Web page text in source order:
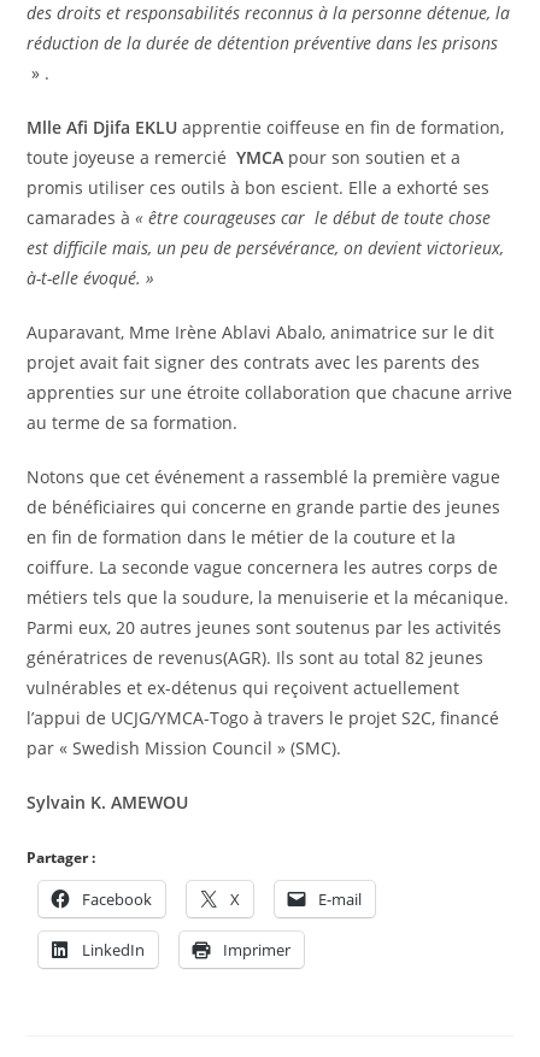
des droits et responsabilités reconnus à la personne détenue, la
réduction de la durée de détention préventive dans les prisons
» .
Mlle Afi Djifa EKLU apprentie coiffeuse en fin de formation,
toute joyeuse a remerciéYMCA pour son soutien et a
promis utiliser ces outils à bon escient. Elle a exhorté ses
camarades à « être courageuses car le début de toute chose
est difficile mais, un peu de persévérance, on devient victorieux,
à-t-elle évoqué. »
Auparavant, Mme Irène Ablavi Abalo, animatrice sur le dit
projet avait fait signer des contrats avec les parents des
apprenties sur une étroite collaboration que chacune arrive
au terme de sa formation.
Notons que cet événement a rassemblé la première vague
de bénéficiaires qui concerne en grande partie des jeunes
en fin de formation dans le métier de la couture et la
coiffure. La seconde vague concernera les autres corps de
métiers tels que la soudure, la menuiserie et la mécanique.
Parmi eux, 20 autres jeunes sont soutenus par les activités
génératrices de revenus(AGR). Ils sont au total 82 jeunes
vulnérables et ex-détenus qui reçoivent actuellement
l’appui de UCJG/YMCA-Togo à travers le projet S2C, financé
par « Swedish Mission Council » (SMC).
Sylvain K. AMEWOU
Partager :
Facebook X E-mail
LinkedIn Imprimer